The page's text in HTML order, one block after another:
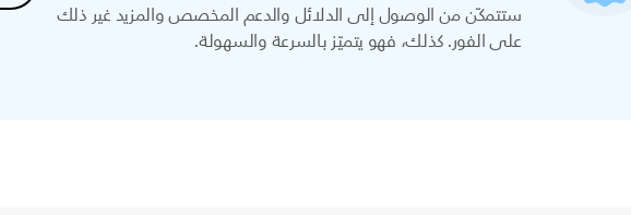
ستتمكّن من الوصول إلى الدلائل والدعم المخصص والمزيد غير ذلك
على الفور. كذلك، فهو يتميّز بالسرعة والسهولة.